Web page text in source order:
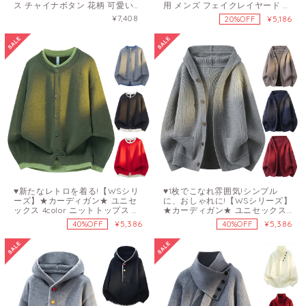
ス チャイナボタン 花柄 可愛い
¥7,408
用 メンズ フェイクレイヤード グ
20%OFF ¥5,186
♥新たなレトロを着る!【WSシリ
ーズ】★カーディガン★ ユニセ
ックス 4color ニットトップス セ
ーター アウター40%OFF ¥5,386
♥1枚でこなれ雰囲気!シンプル
に、おしゃれに!【WSシリーズ】
★カーディガン★ ユニセックス
4color ニットトップス セーター
40%OFF ¥5,386